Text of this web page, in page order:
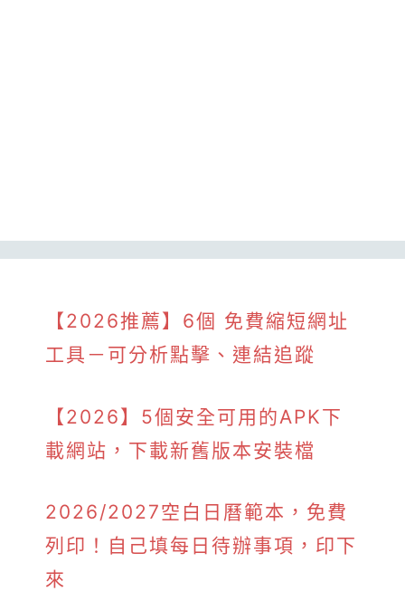
【2026推薦】6個 免費縮短網址
工具－可分析點擊、連結追蹤
【2026】5個安全可用的APK下
載網站，下載新舊版本安裝檔
2026/2027空白日曆範本，免費
列印！自己填每日待辦事項，印下
來